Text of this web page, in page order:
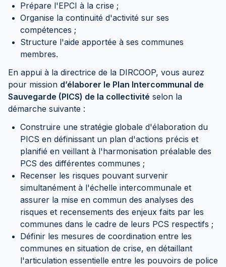
Prépare l'EPCI à la crise ;
Organise la continuité d'activité sur ses
compétences ;
Structure l'aide apportée à ses communes
membres.
En appui à la directrice de la DIRCOOP, vous aurez
pour mission d’élaborer le Plan Intercommunal de
Sauvegarde (PICS) de la collectivité selon la
démarche suivante :
Construire une stratégie globale d'élaboration du
PICS en définissant un plan d'actions précis et
planifié en veillant à l'harmonisation préalable des
PCS des différentes communes ;
Recenser les risques pouvant survenir
simultanément à l'échelle intercommunale et
assurer la mise en commun des analyses des
risques et recensements des enjeux faits par les
communes dans le cadre de leurs PCS respectifs ;
Définir les mesures de coordination entre les
communes en situation de crise, en détaillant
l'articulation essentielle entre les pouvoirs de police